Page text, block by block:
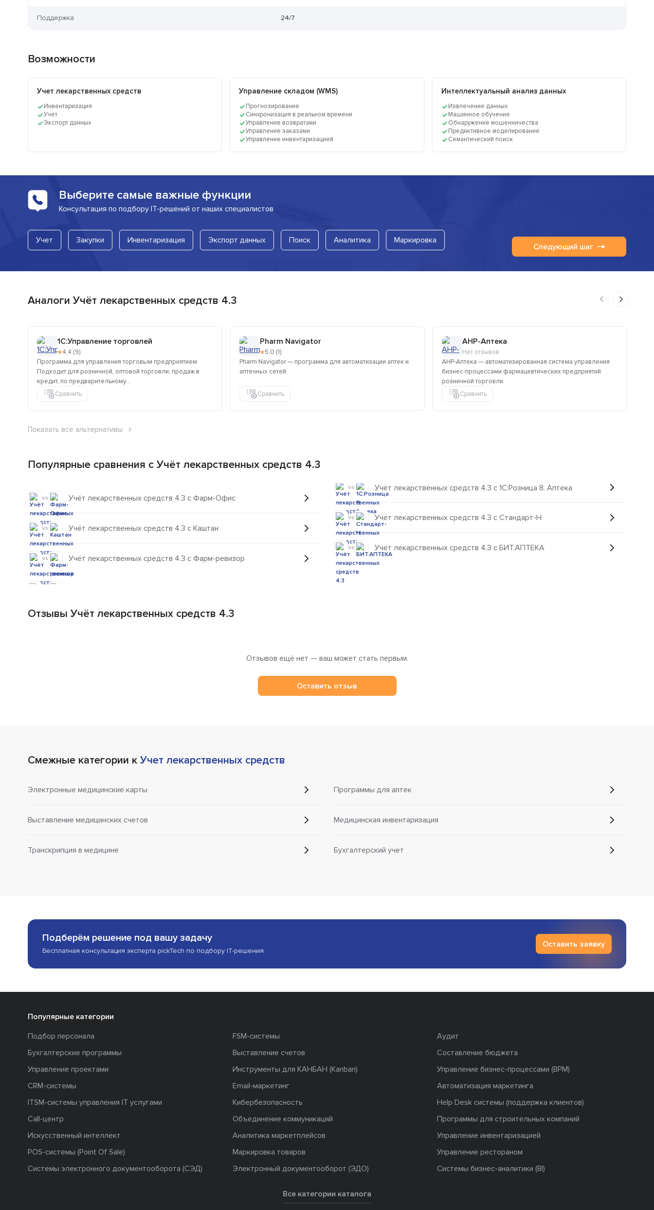
Поддержка 24/7
Возможности
Учет лекарственных средств
Инвентаризация
Учет
Экспорт данных
Управление складом (WMS)
Прогнозирование
Синхронизация в реальном времени
Управление возвратами
Управление заказами
Управление инвентаризацией
Интеллектуальный анализ данных
Извлечение данных
Машинное обучение
Обнаружение мошенничества
Предиктивное моделирование
Семантический поиск
Выберите самые важные функции
Консультация по подбору IT-решений от наших специалистов
Учет Закупки Инвентаризация Экспорт данных Поиск Аналитика Маркировка
Следующий шаг
Аналоги Учёт лекарственных средств 4.3
1C:Управление торговлей
★4,4 (9)
Программа для управления торговым предприятием.
Подходит для розничной, оптовой торговли, продаж в
кредит, по предварительному...
Сравнить
Pharm Navigator
★5,0 (1)
Pharm Navigator — программа для автоматизации аптек и
аптечных сетей.
Сравнить
АНР-Аптека
Нет отзывов
АНР-Аптека — автоматизированная система управления
бизнес-процессами фармацевтических предприятий
розничной торговли.
Сравнить
Показать все альтернативы
Популярные сравнения с Учёт лекарственных средств 4.3
vs Учёт лекарственных средств 4.3 с Фарм-Офис
vs Учёт лекарственных средств 4.3 с Каштан
vs Учёт лекарственных средств 4.3 с Фарм-ревизор
vs Учёт лекарственных средств 4.3 с 1C:Розница 8. Аптека
vs Учёт лекарственных средств 4.3 с Стандарт-Н
vs Учёт лекарственных средств 4.3 с БИТ.АПТЕКА
Отзывы Учёт лекарственных средств 4.3
Отзывов ещё нет — ваш может стать первым.
Оставить отзыв
Смежные категории к Учет лекарственных средств
Электронные медицинские карты
Выставление медицинских счетов
Транскрипция в медицине
Программы для аптек
Медицинская инвентаризация
Бухгалтерский учет
Подберём решение под вашу задачу
Бесплатная консультация эксперта pickTech по подбору IT-решения
Оставить заявку
Популярные категории
Подбор персонала
FSM-системы
Аудит
Бухгалтерские программы
Выставление счетов
Составление бюджета
Управление проектами
Инструменты для КАНБАН (Kanban)
Управление бизнес-процессами (BPM)
CRM-системы
Email-маркетинг
Автоматизация маркетинга
ITSM-системы управления IT услугами
Кибербезопасность
Help Desk системы (поддержка клиентов)
Call-центр
Объединение коммуникаций
Программы для строительных компаний
Искусственный интеллект
Аналитика маркетплейсов
Управление инвентаризацией
POS-системы (Point Of Sale)
Маркировка товаров
Управление рестораном
Системы электронного документооборота (СЭД)
Электронный документооборот (ЭДО) Системы бизнес-аналитики (BI)
Все категории каталога